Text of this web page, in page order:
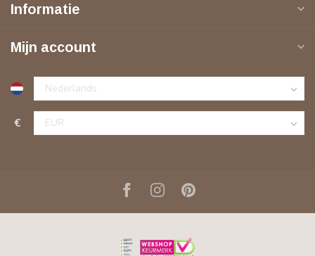
Informatie
Mijn account
€